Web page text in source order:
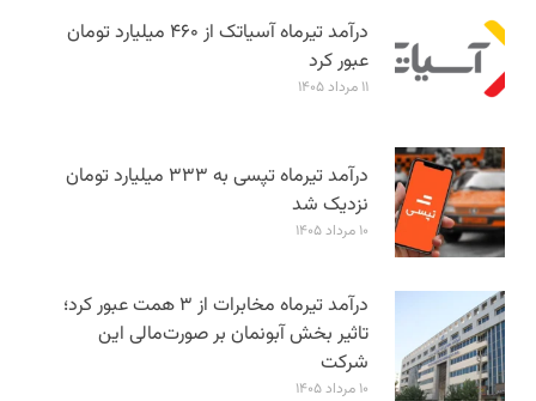
درآمد تیرماه آسیاتک از ۴۶۰ میلیارد تومان
عبور کرد
۱۱ مرداد ۱۴۰۵
درآمد تیرماه تپسی به ۳۳۳ میلیارد تومان
نزدیک شد
۱۰ مرداد ۱۴۰۵
درآمد تیرماه مخابرات از ۳ همت عبور کرد؛
تاثیر بخش آبونمان بر صورت‌مالی این
شرکت
۱۰ مرداد ۱۴۰۵